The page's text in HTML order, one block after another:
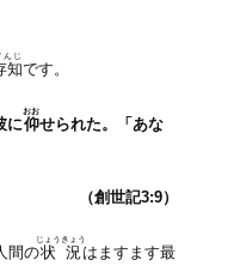
知
んじ
です。
に仰
おお
せられた。「あな
（創世記3:9）
間の状況
じょうきょう
はますます最